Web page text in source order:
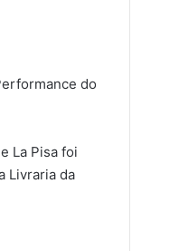
do
La Pisa foi
Livraria da